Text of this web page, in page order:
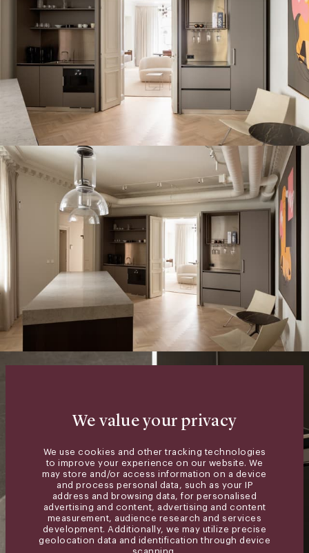
We value your privacy
We use cookies and other tracking technologies
to improve your experience on our website. We
may store and/or access information on a device
and process personal data, such as your IP
address and browsing data, for personalised
advertising and content, advertising and content
measurement, audience research and services
development. Additionally, we may utilize precise
geolocation data and identification through device